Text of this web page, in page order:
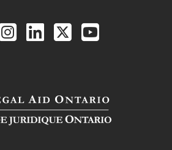
Legal Aid Ontario
Instagram
LinkedIn
X YouTube